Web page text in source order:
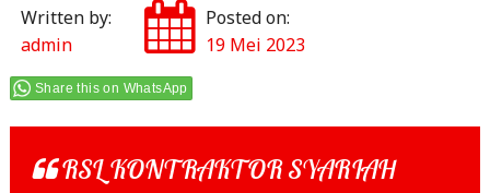
Written by:
admin
Posted on:
19 Mei 2023
Share this on WhatsApp
RSL KONTRAKTOR SYARIAH